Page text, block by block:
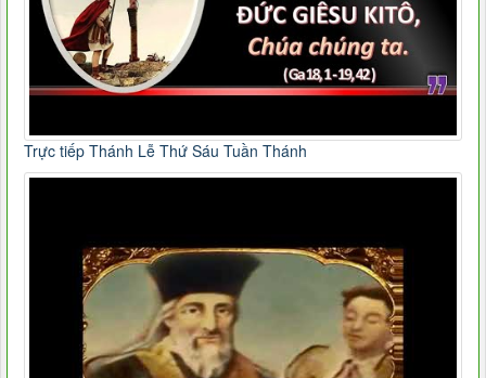
Trực tiếp Thánh Lễ Thứ Sáu Tuần Thánh